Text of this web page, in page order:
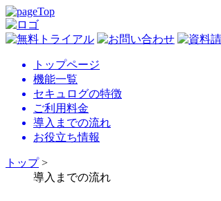
トップページ
機能一覧
セキュログの特徴
ご利用料金
導入までの流れ
お役立ち情報
トップ>
導入までの流れ